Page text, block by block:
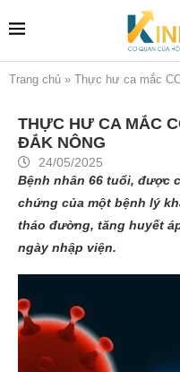
Trang chủ » Thực hư ca mắc
THỰC HƯ CA MẮC
ĐẮK NÔNG
24/05/2025
Bệnh nhân 66 tuổi, được
chứng của một bệnh lý
tháo đường, tăng huyết
ngày nhập viện.